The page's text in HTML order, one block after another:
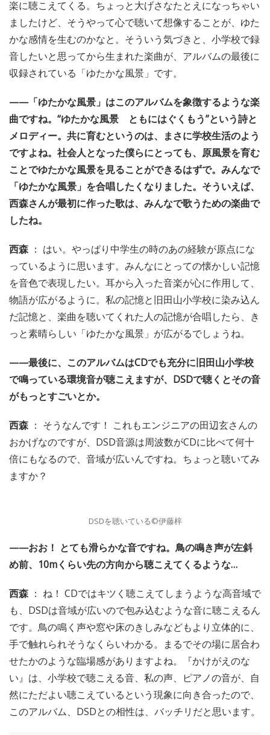
楽に聴こえてくる。ちょっと大げさなたとえになっちゃい
ましたけど、そうやって心で聴いて想像することが、ゆた
かな感情を生むのかなと。そういう気づきと、小学校で録
音したいと思ってから生まれた楽曲が、アルバムの最後に
収録されている「ゆたかな風景」です。
——「ゆたかな風景」はこのアルバムを象徴するような楽
曲ですね。“ゆたかな風景 ともにはぐくもう”という詩と
メロディー。共に育むというのは、まさに学校生活のよう
ですよね。社会人となった僕らにとっても、原風景を育む
ことでゆたかな風景を見ることができるはずで。みんなで
「ゆたかな風景」を合唱したくなりました。そういえば、
西森さんが最初に作った歌は、みんなで歌うための楽曲で
したね。
西森 ： はい。やっぱり中学生の時のあの経験が原点にな
っているように思います。みんなにとっての懐かしい記憶
を音色で表現したい。耳から入った音楽が心に作用して、
物語が広がるように。私の記憶と旧田山小学校に染み込ん
だ記憶と、楽曲を聴いてくれた人の記憶が合唱したら、き
っと素晴らしい「ゆたかな風景」が広がるでしょうね。
——最後に、このアルバムはCDでも充分に旧田山小学校
で鳴っている環境音が聴こえますが、DSDで聴くとその音
がもっとすごいとか。
西森 ： そうなんです！ これもエンジニアの田辺玄さんの
おかげなのですが、DSD音源は周波数がCDに比べて何十
倍にもなるので、音域が広いんですね。ちょっと聴いてみ
ますか？
DSDを聴いている©伊藤梓
——おお！ とても滑らかな音ですね。鳥の鳴き声が左斜
め前、10mくらい先の方向から聴こえてくるような…
西森 ： ね！ CDではキツく聴こえてしまうような高音域で
も、DSDは音域が広いので包み込むような音に聴こえるん
です。鳥の鳴く声や窓や床のきしみなどもより立体的に、
手で触れられそうなくらいわかる。まるでその場に居合わ
せたかのような臨場感がありますよね。『かけがえのな
い』は、小学校で聴こえる音、私の声、ピアノの音が、自
然にただよい聴こえているという現象に向き合ったので、
このアルバム、DSDとの相性は、バッチリだと思います。